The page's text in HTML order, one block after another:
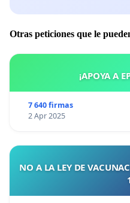
Otras peticiones que le
¡APOYA A
7 640 firmas
2 Apr 2025
NO A LA LEY DE